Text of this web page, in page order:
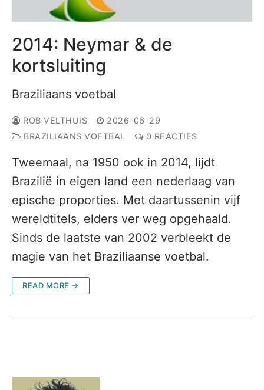
2014: Neymar & de
kortsluiting
Braziliaans voetbal
ROB VELTHUIS
2026-06-29
BRAZILIAANS VOETBAL
0 REACTIES
Tweemaal, na 1950 ook in 2014, lijdt
Brazilië in eigen land een nederlaag van
epische proporties. Met daartussenin vijf
wereldtitels, elders ver weg opgehaald.
Sinds de laatste van 2002 verbleekt de
magie van het Braziliaanse voetbal.
READ MORE →